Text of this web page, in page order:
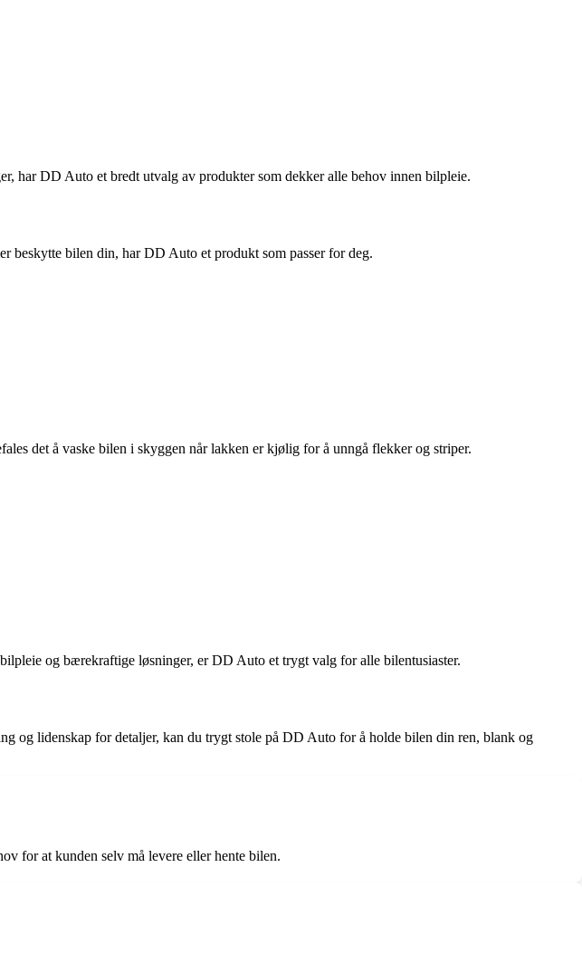
har DD Auto et bredt utvalg av produkter som dekker alle behov innen bilpleie.
beskytte bilen din, har DD Auto et produkt som passer for deg.
det å vaske bilen i skyggen når lakken er kjølig for å unngå flekker og striper.
og bærekraftige løsninger, er DD Auto et trygt valg for alle bilentusiaster.
og lidenskap for detaljer, kan du trygt stole på DD Auto for å holde bilen din ren, blank og
for at kunden selv må levere eller hente bilen.